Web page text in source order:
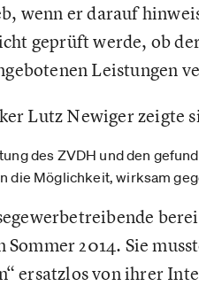
wenn er darauf
geprüft werde, ob
Leistungen
Lutz Newiger zeigte
des ZVDH und den
die Möglichkeit, wirksam
2014. Sie
ersatzlos von ihrer